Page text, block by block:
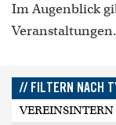
Im Augenblick
Veranstaltungen.
// FILTERN NACH
VEREINSINTERN